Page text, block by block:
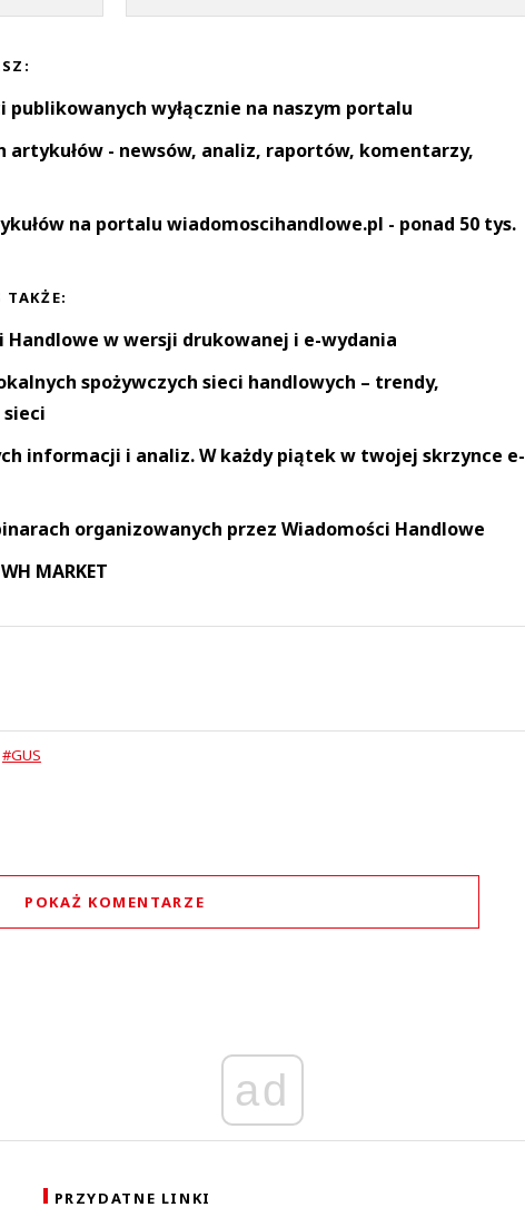
wyłącznie na naszym portalu
artykułów - newsów, analiz, raportów, komentarzy,
na portalu wiadomoscihandlowe.pl - ponad 50 tys.
TAKŻE:
Handlowe w wersji drukowanej i e-wydania
spożywczych sieci handlowych – trendy,
sieci
informacji i analiz. W każdy piątek w twojej skrzynce e-
organizowanych przez Wiadomości Handlowe
MARKET
#GUS
POKAŻ KOMENTARZE
ad
PRZYDATNE LINKI